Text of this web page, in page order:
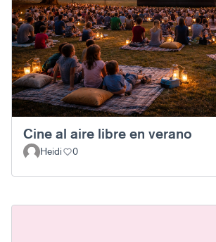
Cine al aire libre en verano
Heidi
0